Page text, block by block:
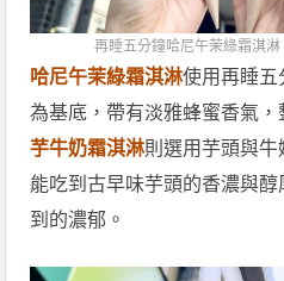
再睡五分鐘哈尼午茉綠霜淇
哈尼午茉綠霜淇淋使用再睡五
為基底，帶有淡雅蜂蜜香氣
芋牛奶霜淇淋則選用芋頭與
能吃到古早味芋頭的香濃與
到的濃郁。